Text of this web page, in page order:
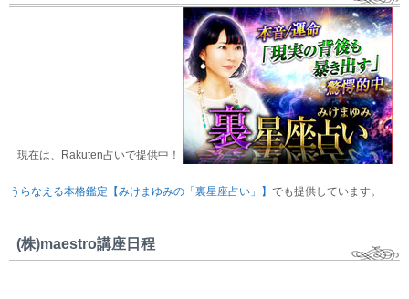
現在は、Rakuten占いで提供中！
うらなえる本格鑑定【みけまゆみの「裏星座占い」】 でも提供しています。
(株)maestro講座日程